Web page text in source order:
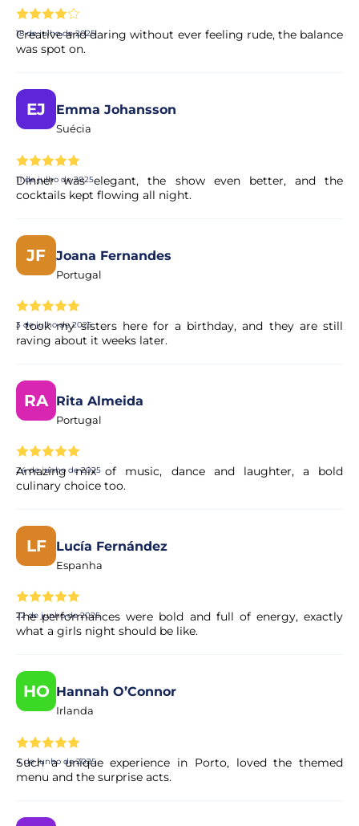
18 de julho de 2025
Creative and daring without ever feeling rude, the balance
was spot on.
EJ Emma Johansson
Suécia
11 de julho de 2025
Dinner was elegant, the show even better, and the
cocktails kept flowing all night.
JF Joana Fernandes
Portugal
3 de julho de 2025
I took my sisters here for a birthday, and they are still
raving about it weeks later.
RA Rita Almeida
Portugal
24 de junho de 2025
Amazing mix of music, dance and laughter, a bold
culinary choice too.
LF Lucía Fernández
Espanha
22 de junho de 2025
The performances were bold and full of energy, exactly
what a girls night should be like.
HO Hannah O’Connor
Irlanda
4 de junho de 2025
Such a unique experience in Porto, loved the themed
menu and the surprise acts.